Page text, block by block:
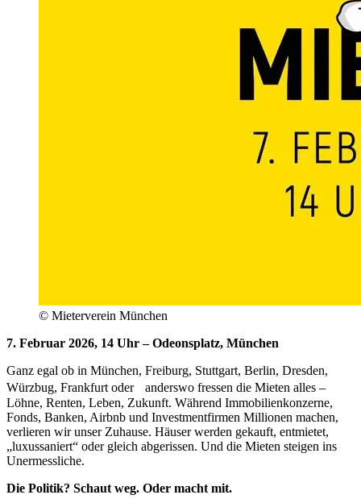
© Mieterverein München
7. Februar 2026, 14 Uhr – Odeonsplatz, München
Ganz egal ob in München, Freiburg, Stuttgart, Berlin, Dresden,
Würzbug, Frankfurt oder anderswo fressen die Mieten alles –
Löhne, Renten, Leben, Zukunft. Während Immobilienkonzerne,
Fonds, Banken, Airbnb und Investmentfirmen Millionen machen,
verlieren wir unser Zuhause. Häuser werden gekauft, entmietet,
„luxussaniert“ oder gleich abgerissen. Und die Mieten steigen ins
Unermessliche.
Die Politik? Schaut weg. Oder macht mit.